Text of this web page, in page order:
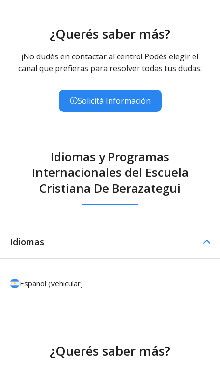
¿Querés saber más?
¡No dudés en contactar al centro! Podés elegir el
canal que prefieras para resolver todas tus dudas.
Solicitá Información
Idiomas y Programas
Internacionales del Escuela
Cristiana De Berazategui
Idiomas
Español (Vehicular)
¿Querés saber más?